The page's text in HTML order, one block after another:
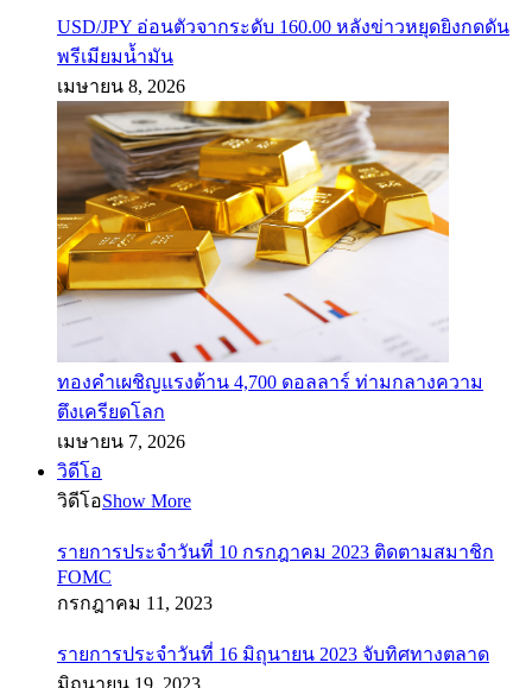
USD/JPY อ่อนตัวจากระดับ 160.00 หลังข่าวหยุดยิงกดดัน
พรีเมียมน้ำมัน
เมษายน 8, 2026
ทองคำเผชิญแรงต้าน 4,700 ดอลลาร์ ท่ามกลางความ
ตึงเครียดโลก
เมษายน 7, 2026
วิดีโอ
วิดีโอShow More
รายการประจำวันที่ 10 กรกฎาคม 2023 ติดตามสมาชิก
FOMC
กรกฎาคม 11, 2023
รายการประจำวันที่ 16 มิถุนายน 2023 จับทิศทางตลาด
มิถุนายน 19, 2023